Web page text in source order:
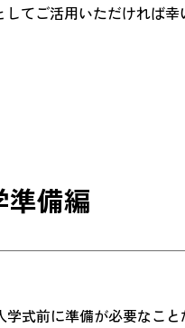
てご活用いただければ幸
備編
式前に準備が必要なこ